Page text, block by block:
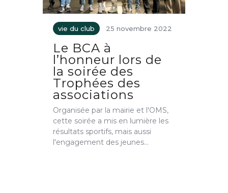
vie du club 25 novembre 2022
Le BCA à
l’honneur lors de
la soirée des
Trophées des
associations
Organisée par la mairie et l'OMS,
cette soirée a mis en lumière les
résultats sportifs, mais aussi
l'engagement des jeunes…